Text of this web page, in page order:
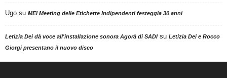
Ugo su MEI Meeting delle Etichette Indipendenti festeggia 30 anni
Letizia Dei dà voce all'installazione sonora Agorà di SADIsu Letizia Dei e Rocco
Giorgi presentano il nuovo disco